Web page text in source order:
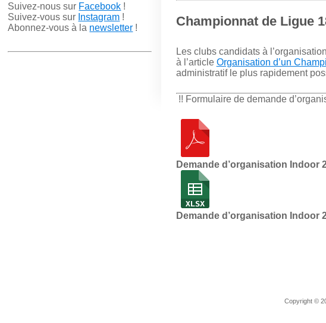
Suivez-nous sur Facebook !
Suivez-vous sur Instagram !
Abonnez-vous à la newsletter ! Championnat de Ligue
Les clubs candidats à
à l’article Organisation d’un
administratif le plus rapidement
!! Formulaire de demande
Demande d’organisation Indoor
Demande d’organisation Indoor
Copyright ©